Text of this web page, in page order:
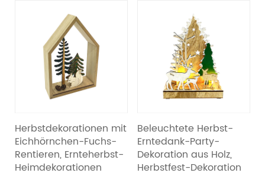
Herbstdekorationen mit
Eichhörnchen-Fuchs-
Rentieren, Ernteherbst-
Heimdekorationen
Beleuchtete Herbst-
Erntedank-Party-
Dekoration aus Holz,
Herbstfest-Dekoration